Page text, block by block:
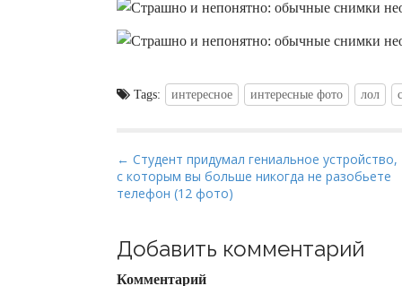
Tags: интересное интересные фото лол
P
o
n
a
← Студент придумал гениальное устройство,
с которым вы больше никогда не разобьете
телефон (12 фото)
Добавить комментарий
Комментарий